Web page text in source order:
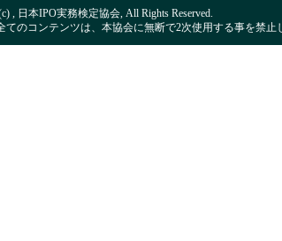
, 日本IPO実務検定協会, All Rights Reserved.
のコンテンツは、本協会に無断で2次使用する事を禁止